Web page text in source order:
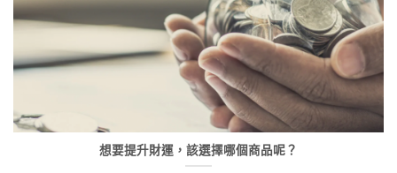
想要提升財運，該選擇哪個商品呢？